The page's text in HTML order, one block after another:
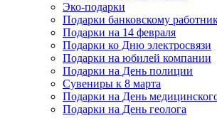
Эко-подарки
Подарки банковскому
Подарки на 14 февраля
Подарки ко Дню электросвязи
Подарки на юбилей компании
Подарки на День полиции
Сувениры к 8 марта
Подарки на День
Подарки на День геолога